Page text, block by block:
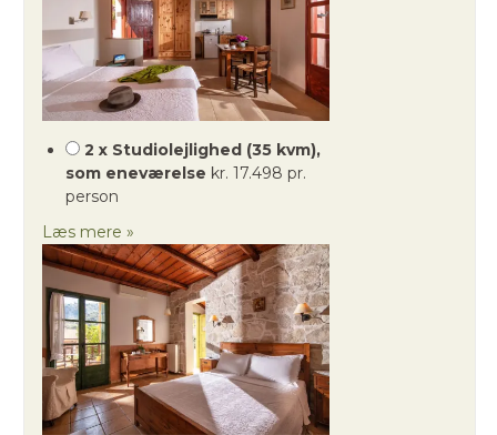
2 x Studiolejlighed (35 kvm),
som eneværelse kr. 17.498 pr.
person
Læs mere »